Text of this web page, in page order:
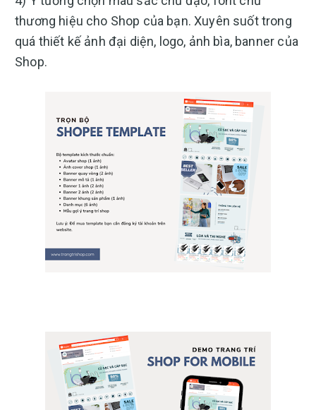
thương hiệu cho Shop của bạn. Xuyên suốt trong
quá thiết kế ảnh đại diện, logo, ảnh bìa, banner của
Shop.